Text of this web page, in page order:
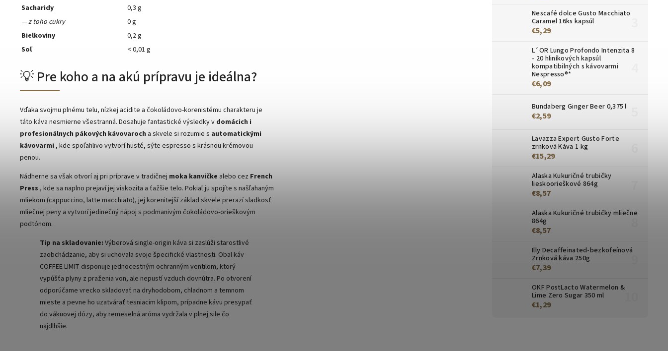
Nescafé dolce Gusto Macchiato
Caramel 16ks kapsúl
€5,29
L´OR Lungo Profondo Intenzita 8
- 20 hliníkových kapsúl
kompatibilných s kávovarmi
Nespresso®*
€6,09
Bundaberg Ginger Beer 0,375 l
€2,59
Lavazza Expert Gusto Forte
zrnková Káva 1 kg
€15,29
Alaska Kukuričné ​​trubičky
lieskoorieškové 864g
€8,57
Alaska Kukuričné trubičky mliečne
864g
€8,57
Illy Decaffeinated-bezkofeínová
Zrnková káva 250g
€7,39
OKF PostLacto Watermelon &
Lime Zero Sugar 350 ml
€1,29
Sacharidy
0,3 g
— z toho cukry
0 g
Bielkoviny
0,2 g
Soľ
< 0,01 g
💡 Pre koho a na akú prípravu je ideálna?
Vďaka svojmu plnému telu, nízkej acidite a čokoládovo-korenistému charakteru je
táto káva nesmierne všestranná. Dosahuje fantastické výsledky v domácich i
profesionálnych pákových kávovaroch a skvele si rozumie s automatickými
kávovarmi , kde spoľahlivo vytvorí husté, sýte espresso s krásnou krémovou
penou.
Nádherne sa však otvorí aj pri príprave v tradičnej moka kanvičke alebo cez French
Press , kde sa naplno prejaví jej viskozita a ťažšie telo. Pokiaľ ju spojíte s našľahaným
mliekom (cappuccino, latte macchiato), jej korenitejší základ skvele prerazí sladkosť
mliečnej peny a vytvorí jedinečný nápoj s podmanivým čokoládovo-orieškovým
podtónom.
Tip na skladovanie: Výberová single-origin káva si zaslúži starostlivé
zaobchádzanie, aby si uchovala svoje špecifické vlastnosti. Obal káv
COFFEE LIMIT disponuje jednocestným ochranným ventilom, ktorý
vypúšťa plyny z praženia von, ale nepustí vzduch dovnútra. Po otvorení
odporúčame vrecko skladovať na dryhodobom, chladnom a temnom
mieste a pevne ho uzatvárať tesniacim klipom, prípadne kávu presypať
do vákuovej dózy, aby remeselná aróma vydržala v plnej sile čo
najdlhšie.